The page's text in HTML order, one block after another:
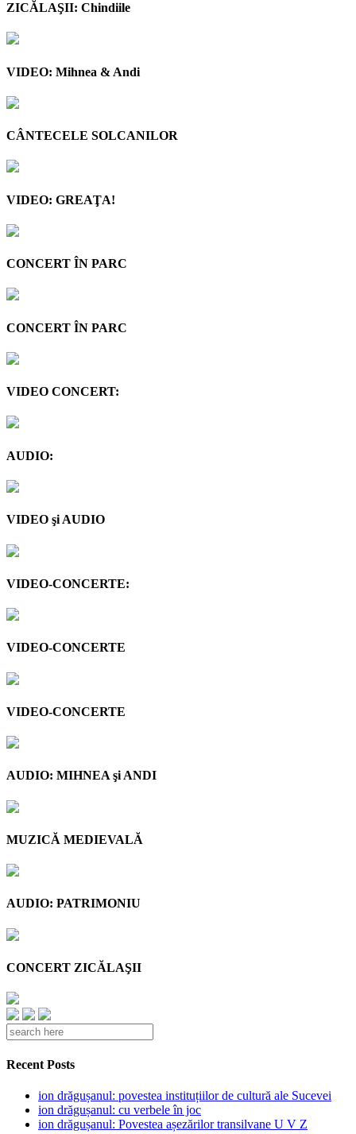
ZICĂLAŞII: Chindiile
VIDEO: Mihnea & Andi
CÂNTECELE SOLCANILOR
VIDEO: GREAŢA!
CONCERT ÎN PARC
CONCERT ÎN PARC
VIDEO CONCERT:
AUDIO:
VIDEO şi AUDIO
VIDEO-CONCERTE:
VIDEO-CONCERTE
VIDEO-CONCERTE
AUDIO: MIHNEA şi ANDI
MUZICĂ MEDIEVALĂ
AUDIO: PATRIMONIU
CONCERT ZICĂLAŞII
Recent Posts
ion drăgușanul: povestea instituțiilor de cultură ale Sucevei
ion drăgușanul: cu verbele în joc
ion drăgușanul: Povestea așezărilor transilvane U V Z